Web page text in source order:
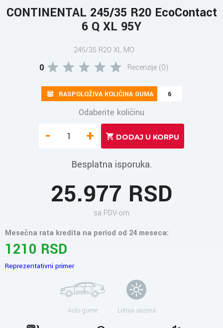
CONTINENTAL 245/35 R20 EcoContact
6 Q XL 95Y
245/35 R20 XL MO
0 Recenzije (0)
RASPOLOŽIVA KOLIČINA GUMA 6
Odaberite količinu
- +
Besplatna isporuka.
25.977 RSD
sa PDV-om
Mesečna rata kredita na period od 24 meseca:
1210 RSD
Reprezentativni primer
Auto gume Letnja sezona